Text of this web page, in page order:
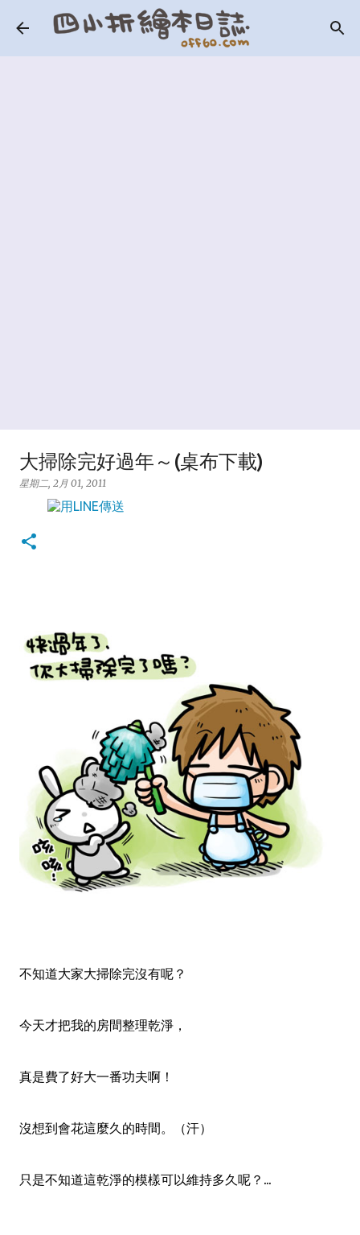
跳到主要內容
大掃除完好過年～(桌布下載)
星期二, 2月 01, 2011
不知道大家大掃除完沒有呢？
今天才把我的房間整理乾淨，
真是費了好大一番功夫啊！
沒想到會花這麼久的時間。（汗）
只是不知道這乾淨的模樣可以維持多久呢？...